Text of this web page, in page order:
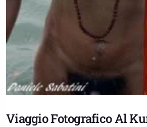
Viaggio Fotografico Al